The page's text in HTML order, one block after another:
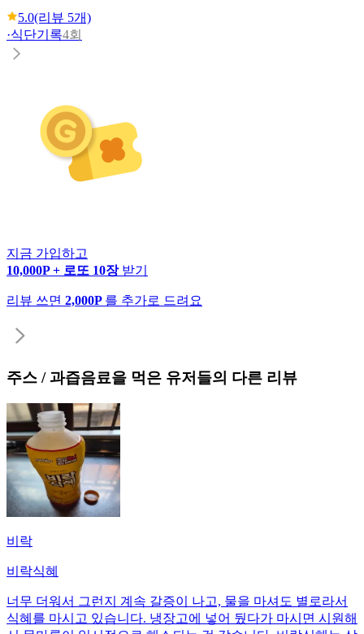
5.0(리뷰 5개)
·식단기록4회
지금 가입하고
10,000P + 로또 10장 받기
리뷰 쓰면 2,000P 를 추가로 드려요
주스 / 과즙음료을 먹은 유저들의 다른 리뷰
비락
비락식혜
너무 더워서 그런지 계속 갈증이 나고, 물을 마셔도 별로라서
식혜를 마시고 있습니다. 냉장고에 넣어 뒀다가 마시면 시원해